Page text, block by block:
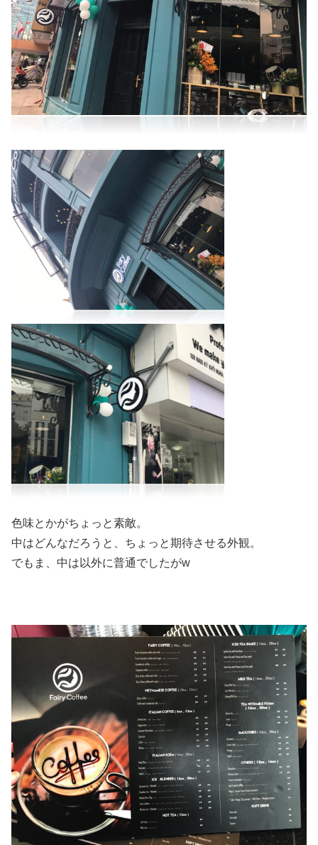
色味とかがちょっと素敵。
中はどんなだろうと、ちょっと期待させる外観。
でもま、中は以外に普通でしたがw